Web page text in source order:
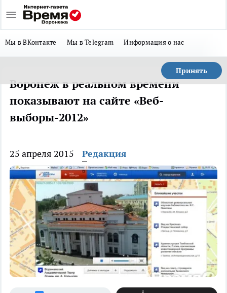
Мы в ВКонтакте Мы в Telegram Информация о нас
Принять
Воронеж в реальном времени
показывают на сайте «Веб-
выборы-2012»
25 апреля 2015 Редакция